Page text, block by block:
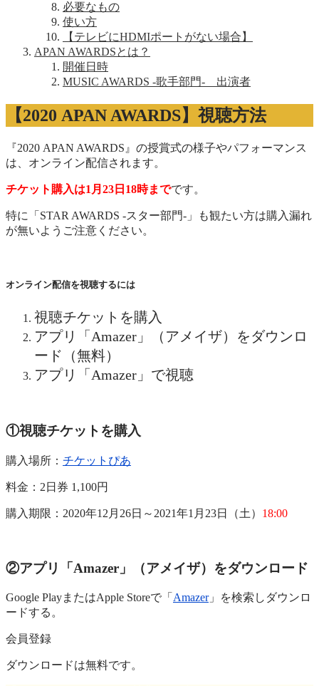
必要なもの
使い方
【テレビにHDMIポートがない場合】
APAN AWARDSとは？
開催日時
MUSIC AWARDS -歌手部門- 出演者
【2020 APAN AWARDS】視聴方法
『2020 APAN AWARDS』の授賞式の様子やパフォーマンス
は、オンライン配信されます。
チケット購入は1月23日18時までです。
特に「STAR AWARDS -スター部門-」も観たい方は購入漏れ
が無いようご注意ください。
オンライン配信を視聴するには
視聴チケットを購入
アプリ「Amazer」（アメイザ）をダウンロ
ード（無料）
アプリ「Amazer」で視聴
①視聴チケットを購入
購入場所： チケットぴあ
料金：2日券 1,100円
購入期限：2020年12月26日～2021年1月23日（土） 18:00
②アプリ「Amazer」（アメイザ）をダウンロード
Google PlayまたはApple Storeで「 Amazer」を検索しダウンロ
ードする。
会員登録
ダウンロードは無料です。